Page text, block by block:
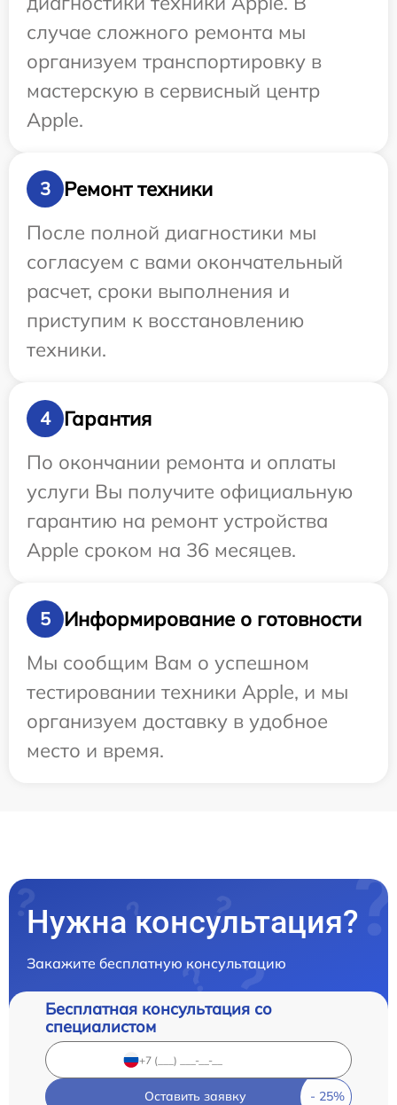
случае сложного ремонта мы
организуем транспортировку в
мастерскую в сервисный центр
Apple.
3
Ремонт техники
После полной диагностики мы
согласуем с вами окончательный
расчет, сроки выполнения и
приступим к восстановлению
техники.
4
Гарантия
По окончании ремонта и оплаты
услуги Вы получите официальную
гарантию на ремонт устройства
Apple сроком на 36 месяцев.
5
Информирование о готовности
Мы сообщим Вам о успешном
тестировании техники Apple, и мы
организуем доставку в удобное
место и время.
Нужна консультация?
Закажите бесплатную консультацию
Бесплатная консультация со
специалистом
Оставить заявку